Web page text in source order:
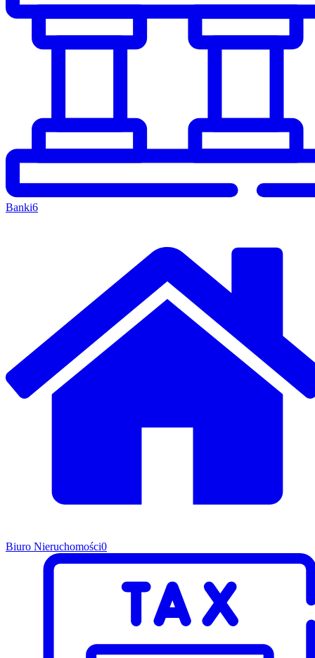
Banki6
Biuro Nieruchomości0